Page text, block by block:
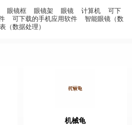
眼镜框 眼镜架 眼镜 计算机
可下
可下载的手机应用软件
智能眼镜（数
（数据处理）
机械龟